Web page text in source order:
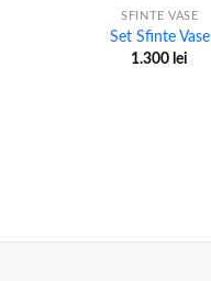
SFINTE VASE
Set Sfinte Vase
1.300 lei